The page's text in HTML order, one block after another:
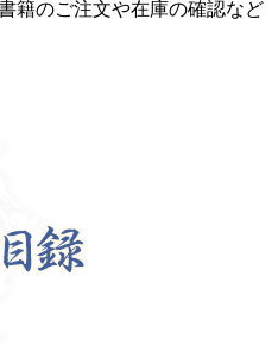
籍のご注文や在庫の確認など